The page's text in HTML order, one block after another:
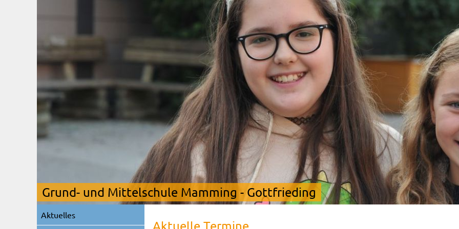
Grund- und Mittelschule Mamming - Gottfrieding
Aktuelle Termine
Navigation
überspringen
Aktuelles